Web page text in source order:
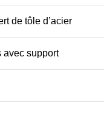
de tôle d’acier
avec support